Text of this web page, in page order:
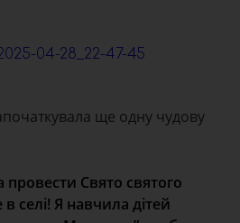
ще одну чудову
Свято святого
селі! Я навчила дітей